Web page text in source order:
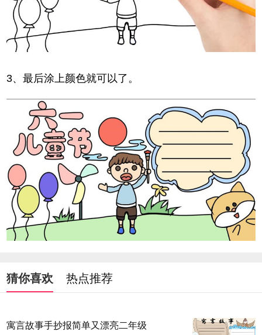
3、最后涂上颜色就可以了。
猜你喜欢 热点推荐
寓言故事手抄报简单又漂亮二年级